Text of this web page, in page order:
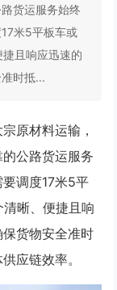
货运服务始终
米5平板车或
且响应迅速的
时抵...
原材料运输，
公路货运服务
调度17米5平
晰、便捷且响
货物安全准时
应链效率。